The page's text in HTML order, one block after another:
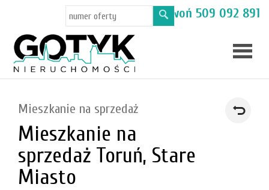
Masz pytania? Zadzwoń 509 092 891
Mieszkanie na sprzedaż
Mieszkanie na
sprzedaż Toruń, Stare
Miasto